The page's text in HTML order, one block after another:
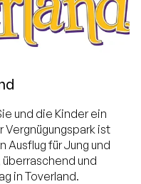
und die Kinder ein
Vergnügungspark ist
Ausflug für Jung und
und
in Toverland.